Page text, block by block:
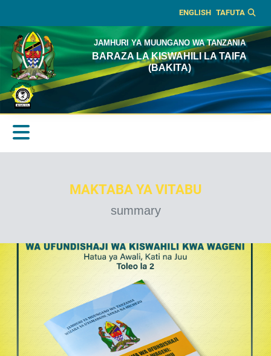
ENGLISH TAFUTA
JAMHURI YA MUUNGANO WA TANZANIA
BARAZA LA KISWAHILI LA TAIFA
(BAKITA)
MAKTABA YA VITABU
summary